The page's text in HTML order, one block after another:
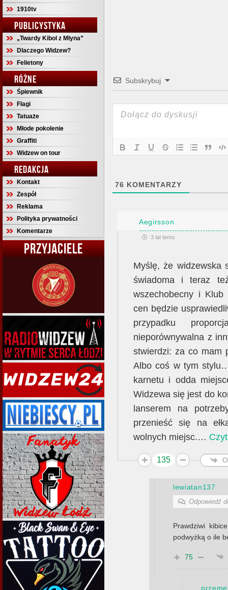
1910tv
PUBLICYSTYKA
„Twardy Kibol z Młyna”
Dlaczego Widzew?
Felietony
RÓŻNE
Śpiewnik
Flagi
Tatuaże
Młode pokolenie
Graffiti
Widzew on tour
REDAKCJA
Kontakt
Zespół
Reklama
Polityka prywatności
Komentarze
PRZYJACIELE
Subskrybuj
76 KOMENTARZY
Aegirsson
3 lat temu
Myślę, że widzewska
świadoma i teraz
wszechobecny i
cen będzie
przypadku
nieporównywalna z
stwierdzi: za co mam
Albo coś w tym
karnetu i odda
Widzewa się jest do
lanserem na
przenieść się na
wolnych miejsc.…
135
lewiatan137
Odpowiedź
Prawdziwi
podwyżką o ile
75